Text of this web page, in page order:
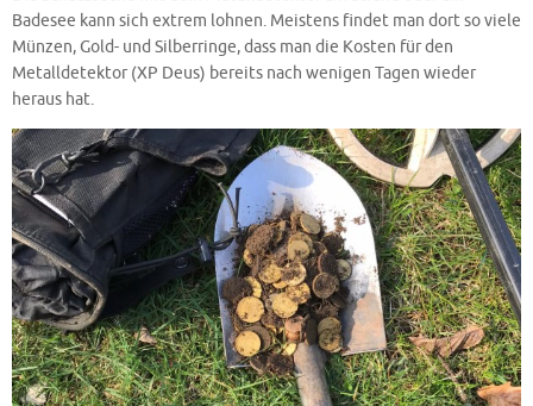
Badesee kann sich extrem lohnen. Meistens findet man dort so viele
Münzen, Gold- und Silberringe, dass man die Kosten für den
Metalldetektor (XP Deus) bereits nach wenigen Tagen wieder
heraus hat.